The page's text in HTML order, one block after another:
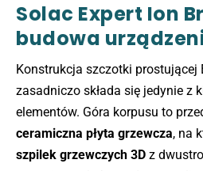
Solac Expert Ion
budowa
Konstrukcja szczotki prostującej
zasadniczo składa się jedynie z
elementów. Góra korpusu to
ceramiczna płyta grzewcza, na
szpilek grzewczych 3D z